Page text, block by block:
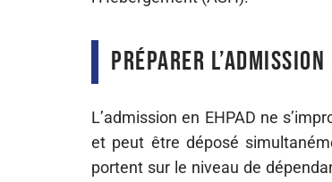
Préparer
L’admission en EHPAD ne
et peut être déposé
portent sur le niveau de